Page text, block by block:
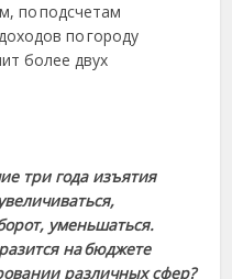
по подсчетам
по городу
более двух
три года изъятия
уменьшаться.
на бюджете
различных сфер?